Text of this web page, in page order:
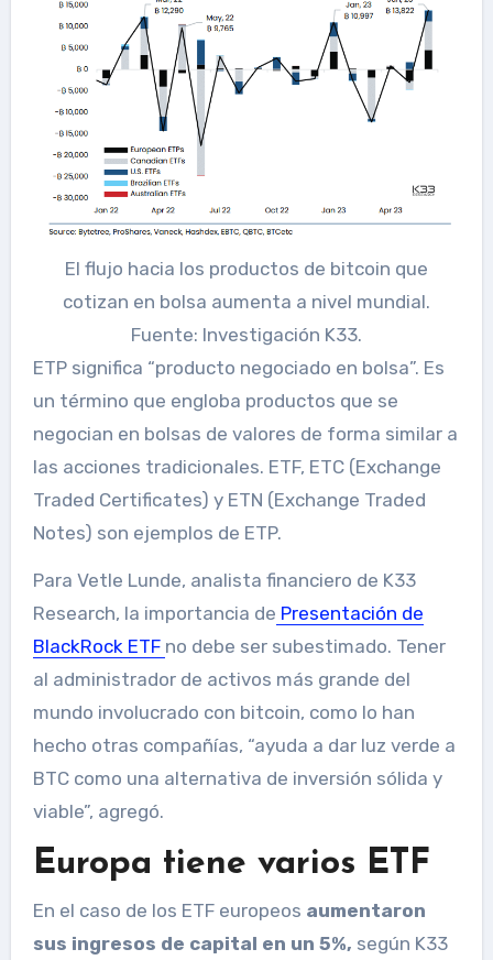
El flujo hacia los productos de bitcoin que
cotizan en bolsa aumenta a nivel mundial.
Fuente: Investigación K33.
ETP significa “producto negociado en bolsa”. Es
un término que engloba productos que se
negocian en bolsas de valores de forma similar a
las acciones tradicionales. ETF, ETC (Exchange
Traded Certificates) y ETN (Exchange Traded
Notes) son ejemplos de ETP.
Para Vetle Lunde, analista financiero de K33
Research, la importancia de Presentación de
BlackRock ETF no debe ser subestimado. Tener
al administrador de activos más grande del
mundo involucrado con bitcoin, como lo han
hecho otras compañías, “ayuda a dar luz verde a
BTC como una alternativa de inversión sólida y
viable”, agregó.
Europa tiene varios ETF
En el caso de los ETF europeos aumentaron
sus ingresos de capital en un 5%, según K33